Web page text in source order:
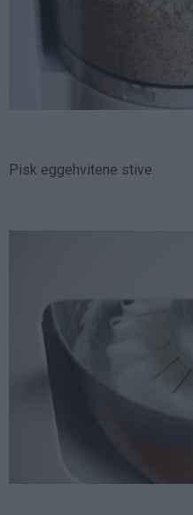
Pisk eggehvitene stive.